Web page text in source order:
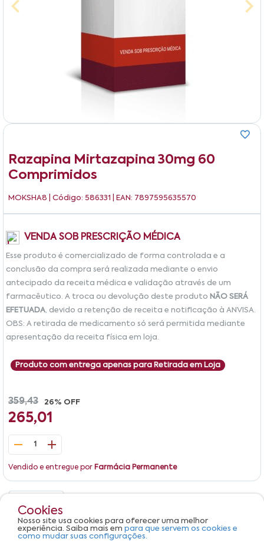
Razapina Mirtazapina 30mg 60
Comprimidos
MOKSHA8 | Código: 586331 | EAN: 7897595635570
VENDA SOB PRESCRIÇÃO MÉDICA
Esse produto é comercializado de forma controlada e a
conclusão da compra será realizada mediante o envio
antecipado da receita médica e validação através de um
farmacêutico. A troca ou devolução deste produto NÃO SERÁ
EFETUADA, devido a retenção de receita e notificação à ANVISA.
OBS: A retirada de medicamento só será permitida mediante
apresentação da receita física em loja.
Produto com entrega apenas para Retirada em Loja
359,43 26% OFF
265,01
1
Vendido e entregue por Farmácia Permanente
Produto não apresenta descrição.
Cookies
Nosso site usa cookies para oferecer uma melhor
experiência. Saiba mais em para que servem os cookies e
como mudar suas configurações.